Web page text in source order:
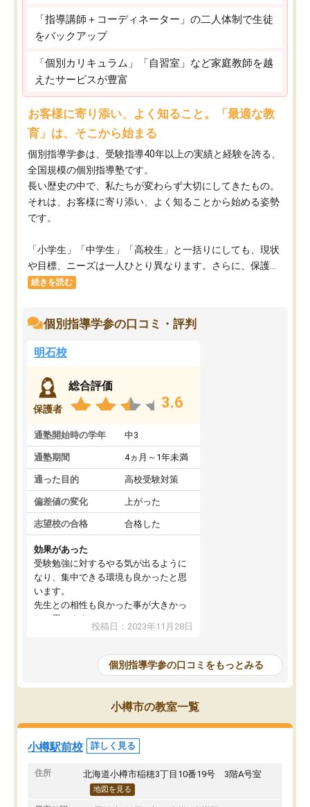
「指導講師＋コーディネーター」の二人体制で生徒
をバックアップ
「個別カリキュラム」「自習室」など家庭教師を越
えたサービスが豊富
お客様に寄り添い、よく知ること。「最適な教
育」は、そこから始まる
個別指導学参は、受験指導40年以上の実績と経験を誇る、
全国規模の個別指導塾です。
長い歴史の中で、私たちが変わらず大切にしてきたもの。
それは、お客様に寄り添い、よく知ることから始める姿勢
です。
「小学生」「中学生」「高校生」と一括りにしても、現状
や目標、ニーズは一人ひとり異なります。さらに、保護...
続きを読む
個別指導学参の口コミ・評判
明石校
保護者
総合評価
3.6
通塾開始時の学年 中3
通塾期間 4ヵ月～1年未満
通った目的 高校受験対策
偏差値の変化 上がった
志望校の合格 合格した
効果があった
受験勉強に対するやる気が出るように
なり、集中できる環境も良かったと思
います。
先生との相性も良かった事が大きかっ
たと思います。
投稿日：2023年11月28日
個別指導学参の口コミをもっとみる
小樽市の教室一覧
小樽駅前校 詳しく見る
住所 北海道小樽市稲穂3丁目10番19号 3階A号室
地図を見る